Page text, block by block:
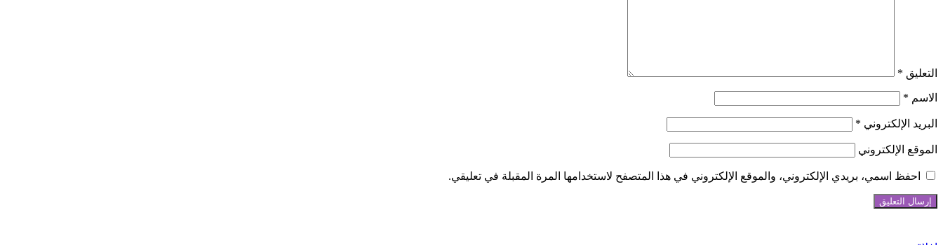
التعليق *
الاسم *
البريد الإلكتروني *
الموقع الإلكتروني
احفظ اسمي، بريدي الإلكتروني، والموقع الإلكتروني في هذا المتصفح لاستخدامها المرة المقبلة في تعليقي.